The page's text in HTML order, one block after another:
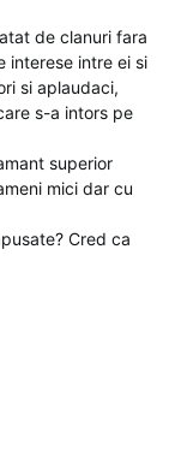
de clanuri fara
interese intre ei si
si aplaudaci,
s-a intors pe
superior
mici dar cu
Cred ca